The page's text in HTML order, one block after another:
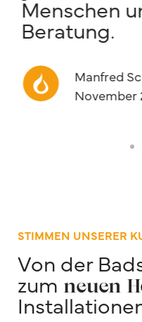
Menschen
Beratung.
Manfred
November
STIMMEN UNSERER
Von der
zum neuen